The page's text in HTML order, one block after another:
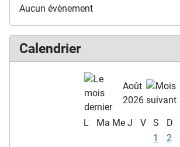
Aucun évènement
Calendrier
Août
2026
L Ma Me J V S
D
1
2